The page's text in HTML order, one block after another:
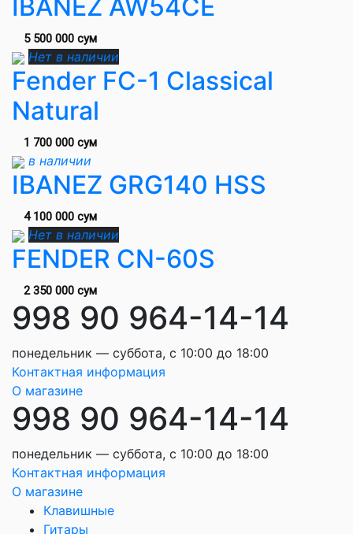
IBANEZ AW54CE
5 500 000 сум
Нет в наличии
Fender FC-1 Classical
Natural
1 700 000 сум
в наличии
IBANEZ GRG140 HSS
4 100 000 сум
Нет в наличии
FENDER CN-60S
2 350 000 сум
998 90 964-14-14
понедельник — суббота, с 10:00 до 18:00
Контактная информация
О магазине
998 90 964-14-14
понедельник — суббота, с 10:00 до 18:00
Контактная информация
О магазине
Клавишные
Гитары